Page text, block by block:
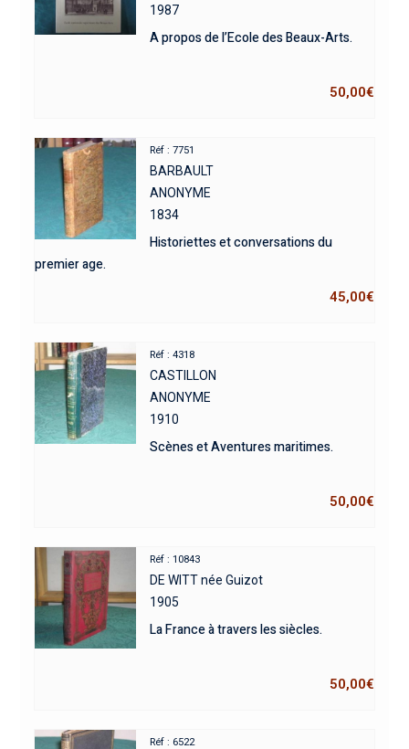
1987
A propos de l’Ecole des Beaux-Arts.
50,00€
Réf : 7751
BARBAULT
ANONYME
1834
Historiettes et conversations du
premier age.
45,00€
Réf : 4318
CASTILLON
ANONYME
1910
Scènes et Aventures maritimes.
50,00€
Réf : 10843
DE WITT née Guizot
1905
La France à travers les siècles.
50,00€
Réf : 6522